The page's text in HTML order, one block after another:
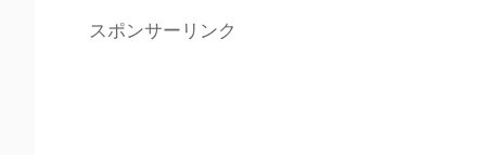
スポンサーリンク